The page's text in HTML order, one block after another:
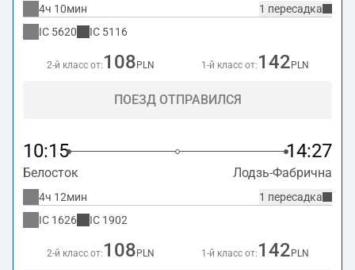
1 пересадка
4ч 10мин
IC 5620 IC 5116
2-й класс от: 108 PLN 1-й класс от: 142 PLN
ПОЕЗД ОТПРАВИЛСЯ
10:15 14:27
Белосток Лодзь-Фабрична
1 пересадка
4ч 12мин
IC 1626 IC 1902
2-й класс от: 108 PLN 1-й класс от: 142 PLN